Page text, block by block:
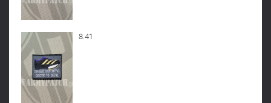
8.41